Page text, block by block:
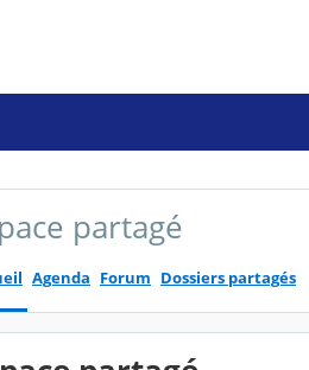
partagé
Agenda Forum Dossiers partagés